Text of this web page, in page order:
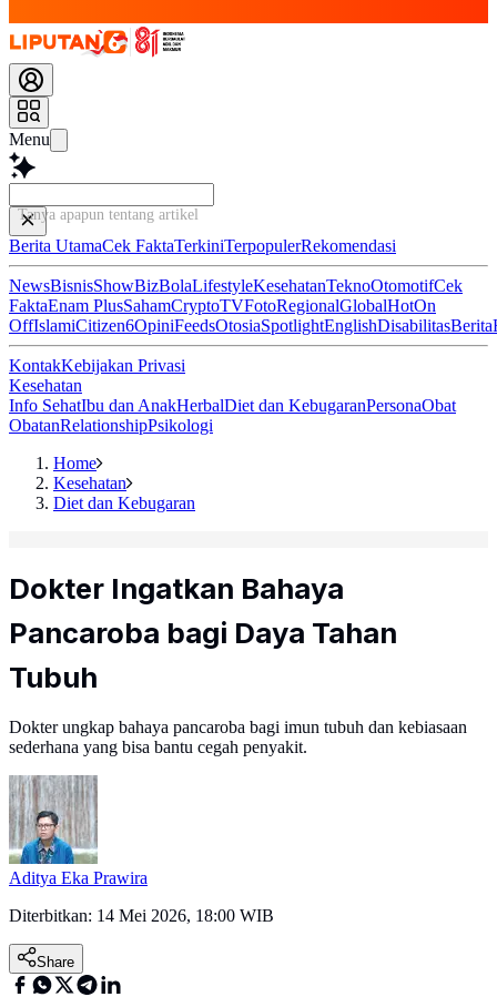
Menu
Tanya apapun tentang artikel ini...
Berita UtamaCek FaktaTerkiniTerpopulerRekomendasi
NewsBisnisShowBizBolaLifestyleKesehatanTeknoOtomotifCek
FaktaEnam PlusSahamCryptoTVFotoRegionalGlobalHotOn
OffIslamiCitizen6OpiniFeedsOtosiaSpotlightEnglishDisabilitasBerita
KontakKebijakan Privasi
Kesehatan
Info SehatIbu dan AnakHerbalDiet dan KebugaranPersonaObat
ObatanRelationshipPsikologi
Home
Kesehatan
Diet dan Kebugaran
Dokter Ingatkan Bahaya
Pancaroba bagi Daya Tahan
Tubuh
Dokter ungkap bahaya pancaroba bagi imun tubuh dan kebiasaan
sederhana yang bisa bantu cegah penyakit.
Aditya Eka Prawira
Diterbitkan: 14 Mei 2026, 18:00 WIB
Share